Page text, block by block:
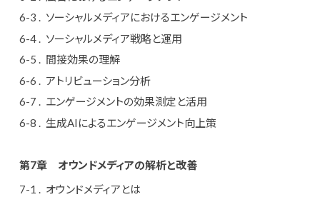
ソーシャルメディアにおけるエンゲージメント
ソーシャルメディア戦略と運用
間接効果の理解
アトリビューション分析
エンゲージメントの効果測定と活用
生成AIによるエンゲージメント向上策
第7章
オウンドメディアの解析と改善
オウンドメディアとは